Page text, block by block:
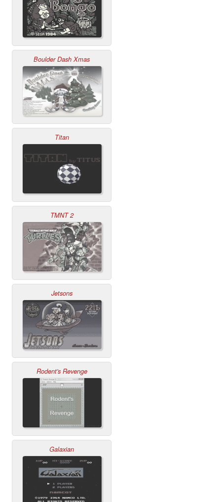
Boulder Dash Xmas
Titan
TMNT 2
Jetsons
Rodent's Revenge
Galaxian